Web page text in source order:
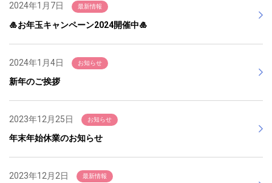
2024年1月7日 最新情報
🎍お年玉キャンペーン2024開催中🎍
2024年1月4日 お知らせ
新年のご挨拶
2023年12月25日 お知らせ
年末年始休業のお知らせ
2023年12月2日 最新情報